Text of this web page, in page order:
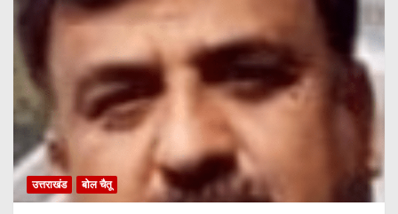
उत्तराखंड बोल चैतू